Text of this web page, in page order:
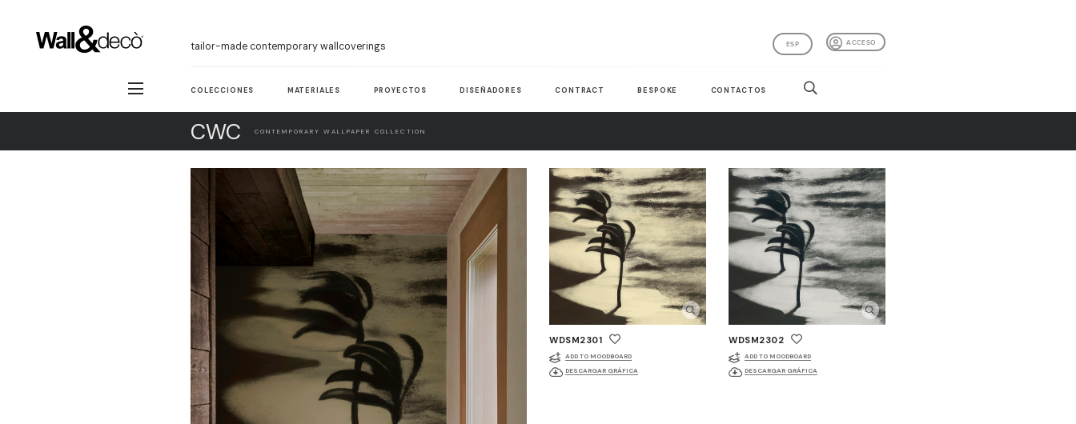
tailor-made contemporary wallcoverings ACCESO
ESP
COLECCIONES MATERIALES PROYECTOS DISEÑADORES CONTRACT BESPOKE CONTACTOS
CWC CONTEMPORARY WALLPAPER COLLECTION
WDSM2301
ADD TO MOODBOARD
DESCARGAR GRÁFICA
WDSM2302
ADD TO MOODBOARD
DESCARGAR GRÁFICA